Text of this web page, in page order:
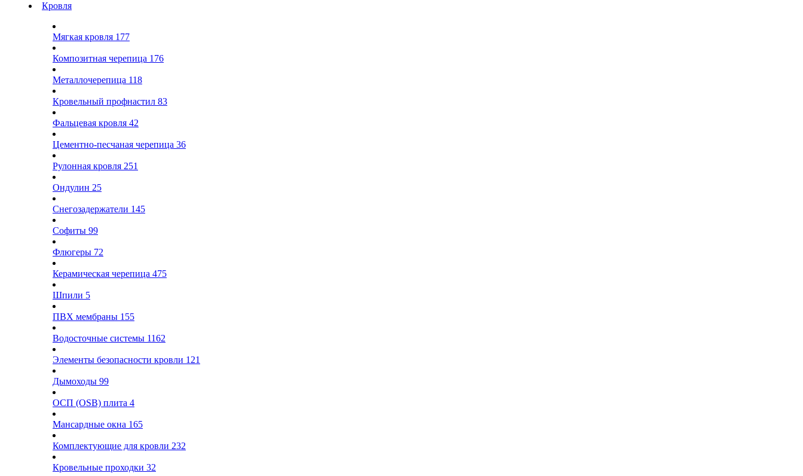
Кровля
Мягкая кровля 177
Композитная черепица 176
Металлочерепица 118
Кровельный профнастил 83
Фальцевая кровля 42
Цементно-песчаная черепица 36
Рулонная кровля 251
Ондулин 25
Снегозадержатели 145
Софиты 99
Флюгеры 72
Керамическая черепица 475
Шпили 5
ПВХ мембраны 155
Водосточные системы 1162
Элементы безопасности кровли 121
Дымоходы 99
ОСП (OSB) плита 4
Мансардные окна 165
Комплектующие для кровли 232
Кровельные проходки 32